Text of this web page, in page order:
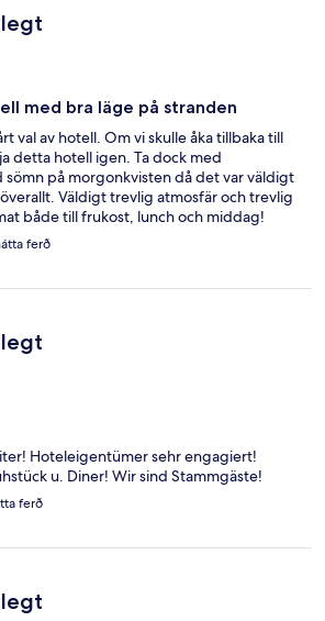
med bra läge på stranden
val av hotell. Om vi skulle åka tillbaka till
detta hotell igen. Ta dock med
på morgonkvisten då det var väldigt
Väldigt trevlig atmosfär och trevlig
både till frukost, lunch och middag!
ferð
Hoteleigentümer sehr engagiert!
u. Diner! Wir sind Stammgäste!
ferð